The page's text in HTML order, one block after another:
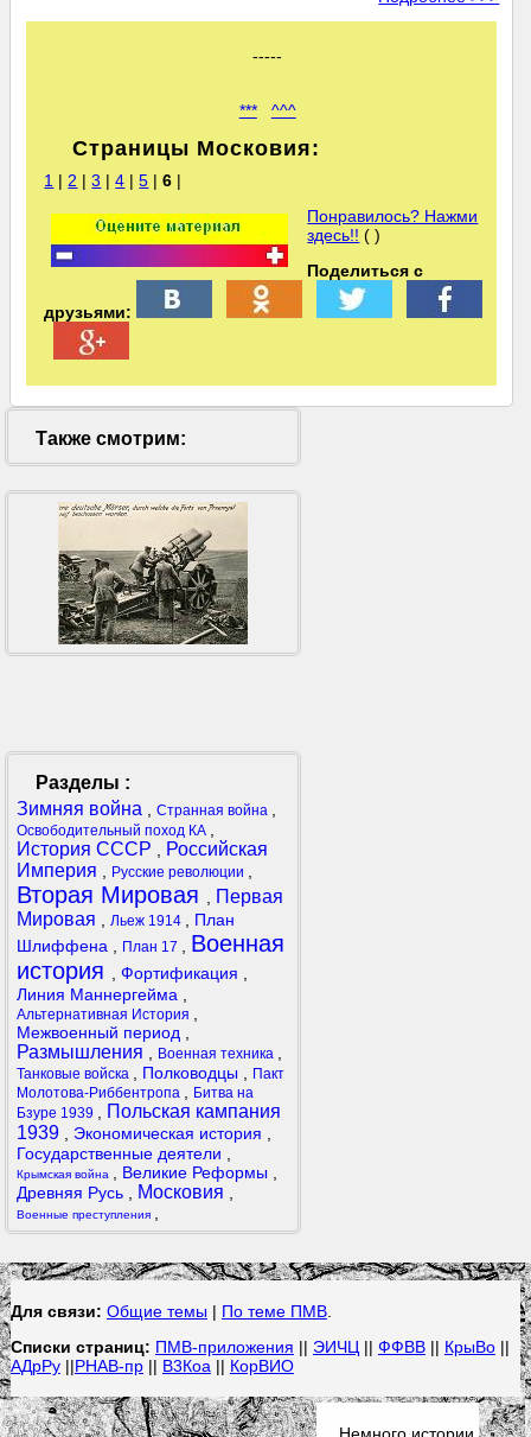
-----
*** ^^^
Страницы Московия:
1 | 2 |3 |4 |5 | 6 |
Понравилось? Нажми
здесь!! ( )
Поделиться с
друзьями:
Также смотрим:
Разделы :
Зимняя война
Странная война
Освободительный поход КА
История СССР
Российская
Империя
Русские революции
Вторая Мировая
Первая
Мировая
Льеж 1914
План
Шлиффена
План 17
Военная
история
Фортификация
Линия Маннергейма
Альтернативная История
Межвоенный период
Размышления Военная техника
Танковые войска Полководцы
Пакт
Молотова-Риббентропа
Битва на
Бзуре 1939
Польская кампания
1939
Экономическая история
Государственные деятели
Крымская война Великие Реформы
Древняя Русь
Московия
Военные преступления
Для связи: Общие темы | По теме ПМВ.
Списки страниц: ПМВ-приложения || ЭИЧЦ || ФФВВ|| КрыВо||
АДрРу||РНАВ-пр|| В3Коа || КорВИО